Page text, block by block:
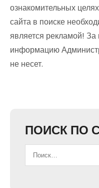
ознакомительных
сайта в поиске
является рекламой!
информацию
не несет.
ПОИСК ПО